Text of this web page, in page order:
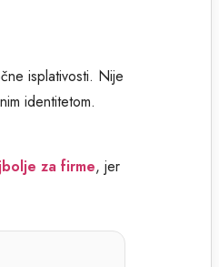
isplativosti. Nije
identitetom.
za firme, jer